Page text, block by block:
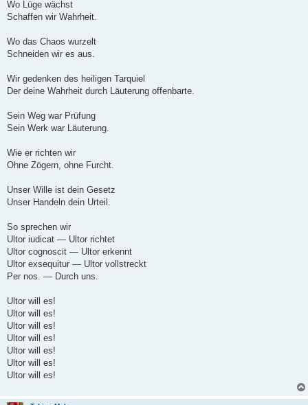
Wo Lüge wächst
Schaffen wir Wahrheit.
Wo das Chaos wurzelt
Schneiden wir es aus.
Wir gedenken des heiligen Tarquiel
Der deine Wahrheit durch Läuterung offenbarte.
Sein Weg war Prüfung
Sein Werk war Läuterung.
Wie er richten wir
Ohne Zögern, ohne Furcht.
Unser Wille ist dein Gesetz
Unser Handeln dein Urteil.
So sprechen wir
Ultor iudicat — Ultor richtet
Ultor cognoscit — Ultor erkennt
Ultor exsequitur — Ultor vollstreckt
Per nos. — Durch uns.
Ultor will es!
Ultor will es!
Ultor will es!
Ultor will es!
Ultor will es!
Ultor will es!
Ultor will es!